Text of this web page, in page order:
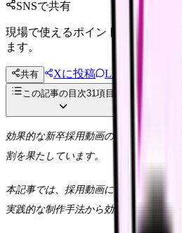
SNSで共有
現場で使えるポイントを、同僚や
ます。
共有 Xに投稿 LINE
この記事の目次31項目
効果的な新卒採用動画の制作は、優秀
割を果たしています。
本記事では、採用動画における重要な
実践的な制作手法から効果測定まで、